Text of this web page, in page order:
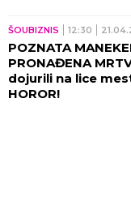
ŠOUBIZNIS 12:30
POZNATA
PRONAĐENA
dojurili na lice
HOROR!